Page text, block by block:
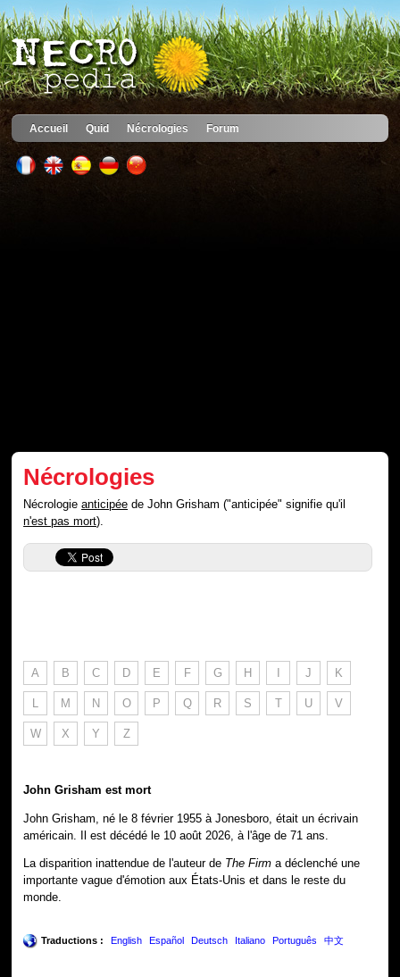
Accueil Quid Nécrologies Forum
Nécrologies
Nécrologieanticipée de John Grisham ("anticipée" signifie qu'il
n'est pas mort).
A B C D E F G H I J K
L M N O P Q R S T U V
W X Y Z
John Grisham est mort
John Grisham, né le 8 février 1955 à Jonesboro, était un écrivain
américain. Il est décédé le 10 août 2026, à l'âge de 71 ans.
La disparition inattendue de l'auteur de The Firm a déclenché une
importante vague d'émotion aux États-Unis et dans le reste du
monde.
Traductions : English Español Deutsch Italiano Português 中文